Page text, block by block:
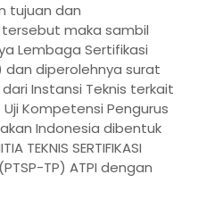
tujuan dan
maka sambil
Lembaga Sertifikasi
dan diperolehnya surat
Instansi Teknis terkait
Kompetensi Pengurus
Indonesia dibentuk
TEKNIS SERTIFIKASI
(PTSP-TP) ATPI dengan